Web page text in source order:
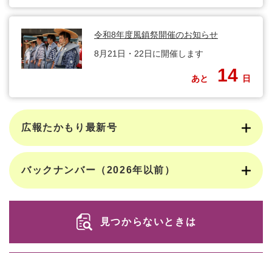
令和8年度風鎮祭開催のお知らせ
8月21日・22日に開催します
あと 14 日
広報たかもり最新号
バックナンバー（2026年以前）
見つからないときは